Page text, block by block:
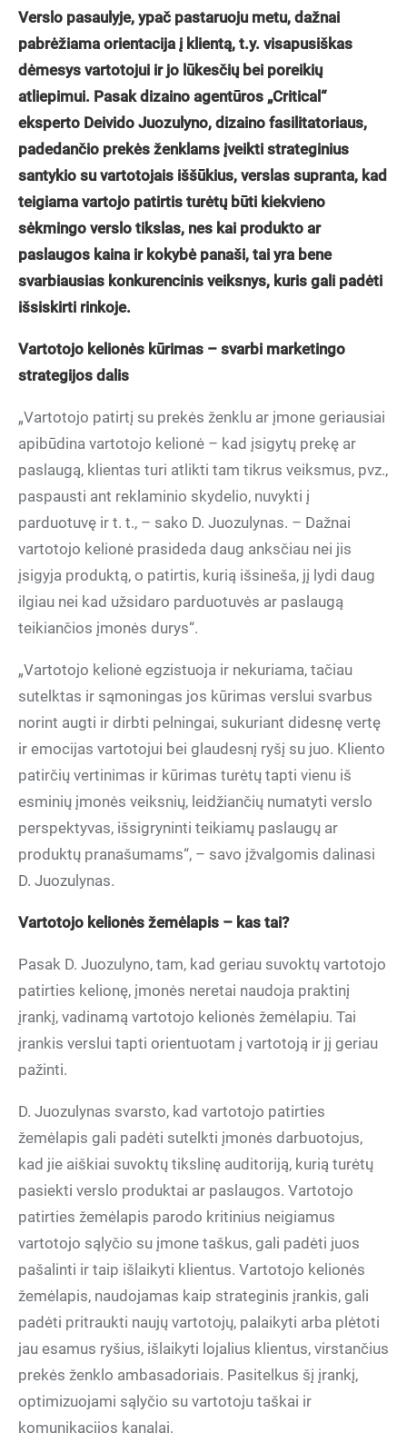
Verslo pasaulyje, ypač pastaruoju metu, dažnai
pabrėžiama orientacija į klientą, t.y. visapusiškas
dėmesys vartotojui ir jo lūkesčių bei poreikių
atliepimui. Pasak dizaino agentūros „Critical“
eksperto Deivido Juozulyno, dizaino fasilitatoriaus,
padedančio prekės ženklams įveikti strateginius
santykio su vartotojais iššūkius, verslas supranta, kad
teigiama vartojo patirtis turėtų būti kiekvieno
sėkmingo verslo tikslas, nes kai produkto ar
paslaugos kaina ir kokybė panaši, tai yra bene
svarbiausias konkurencinis veiksnys, kuris gali padėti
išsiskirti rinkoje.
Vartotojo kelionės kūrimas – svarbi marketingo
strategijos dalis
„Vartotojo patirtį su prekės ženklu ar įmone geriausiai
apibūdina vartotojo kelionė – kad įsigytų prekę ar
paslaugą, klientas turi atlikti tam tikrus veiksmus, pvz.,
paspausti ant reklaminio skydelio, nuvykti į
parduotuvę ir t. t., – sako D. Juozulynas. – Dažnai
vartotojo kelionė prasideda daug anksčiau nei jis
įsigyja produktą, o patirtis, kurią išsineša, jį lydi daug
ilgiau nei kad užsidaro parduotuvės ar paslaugą
teikiančios įmonės durys“.
„Vartotojo kelionė egzistuoja ir nekuriama, tačiau
sutelktas ir sąmoningas jos kūrimas verslui svarbus
norint augti ir dirbti pelningai, sukuriant didesnę vertę
ir emocijas vartotojui bei glaudesnį ryšį su juo. Kliento
patirčių vertinimas ir kūrimas turėtų tapti vienu iš
esminių įmonės veiksnių, leidžiančių numatyti verslo
perspektyvas, išsigryninti teikiamų paslaugų ar
produktų pranašumams“, – savo įžvalgomis dalinasi
D. Juozulynas.
Vartotojo kelionės žemėlapis – kas tai?
Pasak D. Juozulyno, tam, kad geriau suvoktų vartotojo
patirties kelionę, įmonės neretai naudoja praktinį
įrankį, vadinamą vartotojo kelionės žemėlapiu. Tai
įrankis verslui tapti orientuotam į vartotoją ir jį geriau
pažinti.
D. Juozulynas svarsto, kad vartotojo patirties
žemėlapis gali padėti sutelkti įmonės darbuotojus,
kad jie aiškiai suvoktų tikslinę auditoriją, kurią turėtų
pasiekti verslo produktai ar paslaugos. Vartotojo
patirties žemėlapis parodo kritinius neigiamus
vartotojo sąlyčio su įmone taškus, gali padėti juos
pašalinti ir taip išlaikyti klientus. Vartotojo kelionės
žemėlapis, naudojamas kaip strateginis įrankis, gali
padėti pritraukti naujų vartotojų, palaikyti arba plėtoti
jau esamus ryšius, išlaikyti lojalius klientus, virstančius
prekės ženklo ambasadoriais. Pasitelkus šį įrankį,
optimizuojami sąlyčio su vartotoju taškai ir
komunikacijos kanalai.